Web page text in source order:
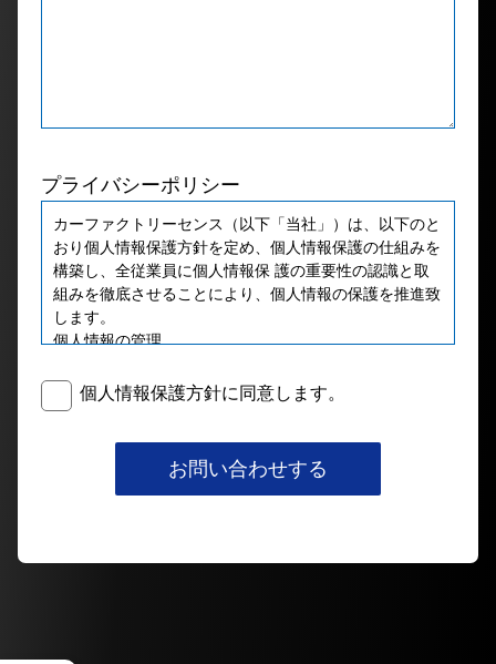
プライバシーポリシー
カーファクトリーセンス（以下「当社」）は、以下のと
おり個人情報保護方針を定め、個人情報保護の仕組みを
構築し、全従業員に個人情報保 護の重要性の認識と取
組みを徹底させることにより、個人情報の保護を推進致
します。
個⼈情報の管理
ち、個人情報への不正アクセス・紛失・破損・改ざん・
漏洩などを防⽌するため、セ キュリティシステムの維
講じ、安全対策を実施し個人情報の厳重な管理を⾏ない
個人情報保護方針に同意します。
お問い合わせする